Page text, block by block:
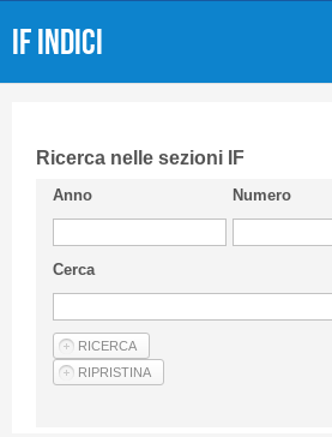
Short presentation CIFI
Guideline
Privacy & Policy
Articles
IF Indici
Ricerca nelle sezioni IF
Anno Numero
Cerca